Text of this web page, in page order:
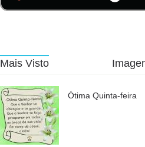
Mais Visto
Ótima Quinta-feira